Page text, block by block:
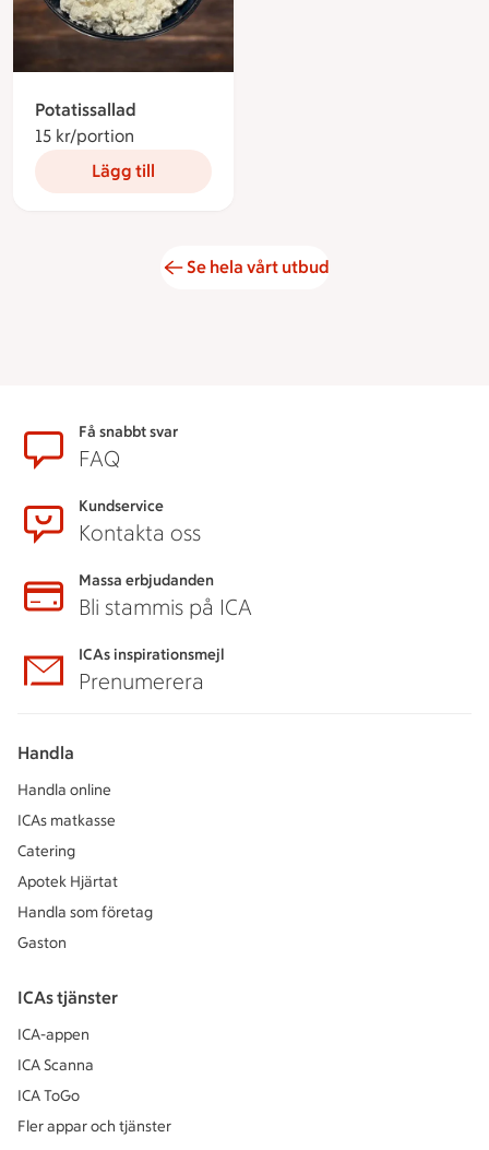
Potatissallad
15 kr/portion
Lägg till
Se hela vårt utbud
SidfotFå snabbt svar
FAQ
Kundservice
Kontakta oss
Massa erbjudanden
Bli stammis på ICA
ICAs inspirationsmejl
Prenumerera
Handla
Handla online
ICAs matkasse
Catering
Apotek Hjärtat
Handla som företag
Gaston
ICAs tjänster
ICA-appen
ICA Scanna
ICA ToGo
Fler appar och tjänster